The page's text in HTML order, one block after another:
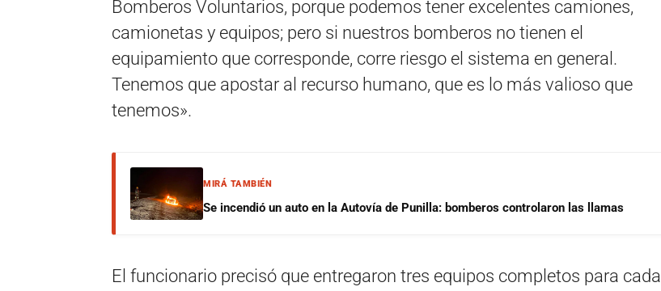
Bomberos Voluntarios, porque podemos tener excelentes camiones,
camionetas y equipos; pero si nuestros bomberos no tienen el
equipamiento que corresponde, corre riesgo el sistema en general.
Tenemos que apostar al recurso humano, que es lo más valioso que
tenemos».
MIRÁ TAMBIÉN
Se incendió un auto en la Autovía de Punilla: bomberos controlaron las llamas
El funcionario precisó que entregaron tres equipos completos para cada